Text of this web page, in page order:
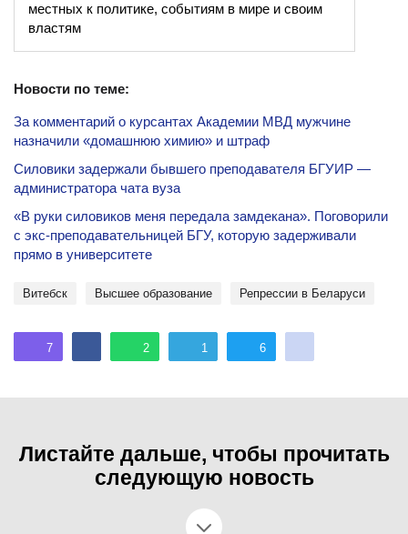
местных к политике, событиям в мире и своим
властям
Новости по теме:
За комментарий о курсантах Академии МВД мужчине
назначили «домашнюю химию» и штраф
Силовики задержали бывшего преподавателя БГУИР —
администратора чата вуза
«В руки силовиков меня передала замдекана». Поговорили
с экс-преподавательницей БГУ, которую задерживали
прямо в университете
Витебск Высшее образование репрессии в Беларуси
7 2 1 6
Листайте дальше, чтобы прочитать
следующую новость